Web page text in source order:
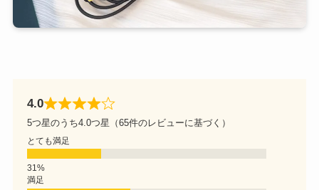
4.0
5つ星のうち4.0つ星（65件のレビューに基づく）
とても満足
満足